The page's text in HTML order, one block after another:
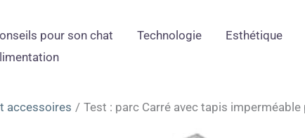
pour son chat Technologie Esthétique
accessoires Test : parc Carré avec tapis imperméable